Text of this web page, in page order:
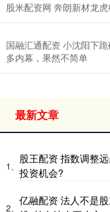
股米配资网 奔朗新材龙
国融汇通配资 小沈阳下
多内幕，果然不简单
最新文章
1、
股王配资 指数调整
投资机会?
2、
亿融配资 法人不是